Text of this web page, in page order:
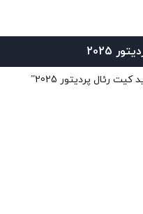
2025
رئال پردیتور 2025”